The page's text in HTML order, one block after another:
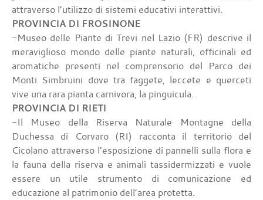
attraverso l’utilizzo di sistemi educativi interattivi.
PROVINCIA DI FROSINONE
-Museo delle Piante di Trevi nel Lazio (FR) descrive il
meraviglioso mondo delle piante naturali, officinali ed
aromatiche presenti nel comprensorio del Parco dei
Monti Simbruini dove tra faggete, leccete e querceti
vive una rara pianta carnivora, la pinguicula.
PROVINCIA DI RIETI
-Il Museo della Riserva Naturale Montagne della
Duchessa di Corvaro (RI) racconta il territorio del
Cicolano attraverso l’esposizione di pannelli sulla flora e
la fauna della riserva e animali tassidermizzati e vuole
essere un utile strumento di comunicazione ed
educazione al patrimonio dell’area protetta.